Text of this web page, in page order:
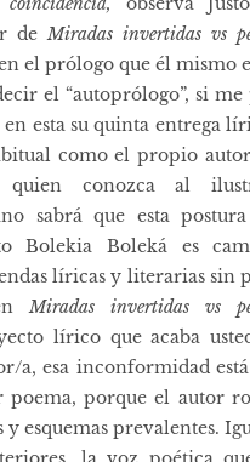
deMiradas invertidas vs
el prólogo que él mismo
el “autoprólogo”, si
esta su quinta entrega
como el propio
quien conozca al
sabrá que esta
Bolekia Boleká es
líricas y literarias sin
Miradas invertidas vs
lírico que acaba
a, esa inconformidad
poema, porque el autor
y esquemas prevalentes.